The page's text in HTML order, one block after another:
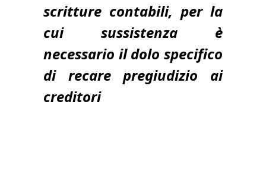
scritture contabili, per la
cui sussistenza è
necessario il dolo specifico
di recare pregiudizio ai
creditori